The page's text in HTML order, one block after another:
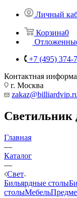
Личный
Корзина0
+7 (495) 374-
Контактная
г. Москва
Светильник
Главная
—
Каталог
—
Свет
Бильярдные столы
столыМебель